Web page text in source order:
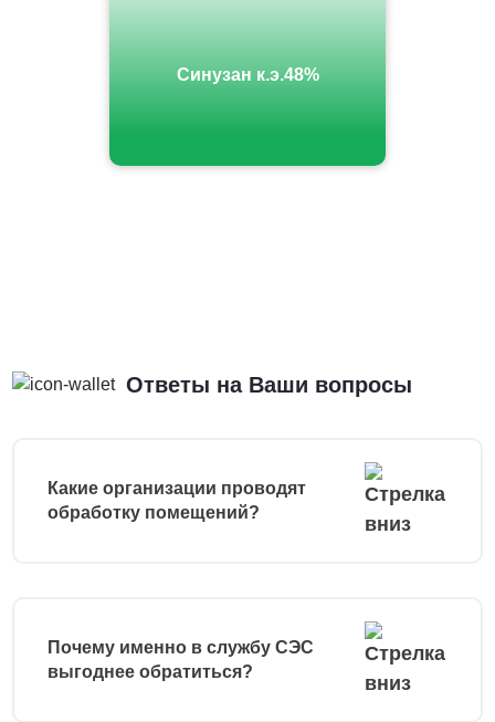
Синузан к.э.48%
Ответы на Ваши вопросы
Какие организации проводят
обработку помещений?
Почему именно в службу СЭС
выгоднее обратиться?